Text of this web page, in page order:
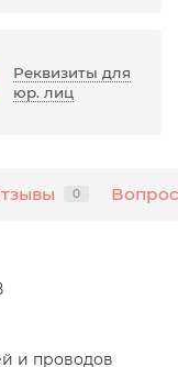
Реквизиты для
юр. лиц
0
и проводов